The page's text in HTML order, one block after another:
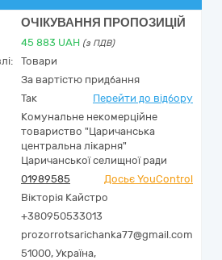
ОЧІКУВАННЯ ПРОПОЗИЦІЙ
45 883 UAH (з ПДВ)
Товари
За вартістю придбання
Так Перейти до відбору
Комунальне некомерційне
товариство "Царичанська
центральна лікарня"
Царичанської селищної ради
01989585
Досьє YouControl
Вікторія Кайстро
+380950533013
prozorrotsarichanka77@gmail.com
51000, Україна,